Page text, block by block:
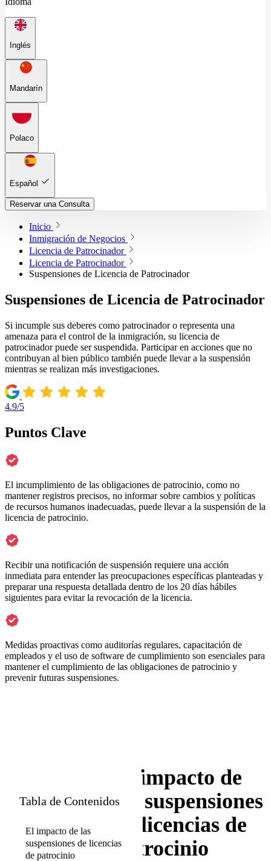
Inglés
Mandarín
Polaco
Español
Reservar una Consulta
Inicio
Inmigración de Negocios
Licencia de Patrocinador
Licencia de Patrocinador
Suspensiones de Licencia de Patrocinador
Suspensiones de Licencia de Patrocinador
Si incumple sus deberes como patrocinador o representa una
amenaza para el control de la inmigración, su licencia de
patrocinador puede ser suspendida. Participar en acciones que no
contribuyan al bien público también puede llevar a la suspensión
mientras se realizan más investigaciones.
4.9/5
Puntos Clave
El incumplimiento de las obligaciones de patrocinio, como no
mantener registros precisos, no informar sobre cambios y políticas
de recursos humanos inadecuadas, puede llevar a la suspensión de la
licencia de patrocinio.
Recibir una notificación de suspensión requiere una acción
inmediata para entender las preocupaciones específicas planteadas y
preparar una respuesta detallada dentro de los 20 días hábiles
siguientes para evitar la revocación de la licencia.
Medidas proactivas como auditorías regulares, capacitación de
empleados y el uso de software de cumplimiento son esenciales para
mantener el cumplimiento de las obligaciones de patrocinio y
prevenir futuras suspensiones.
Tabla de Contenidos
El impacto de las
suspensiones de licencias
de patrocinio
El impacto de
las suspensiones
de licencias de
patrocinio